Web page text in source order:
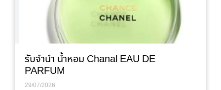
รับจำนำ น้ำหอม Chanal EAU DE
PARFUM
29/07/2026